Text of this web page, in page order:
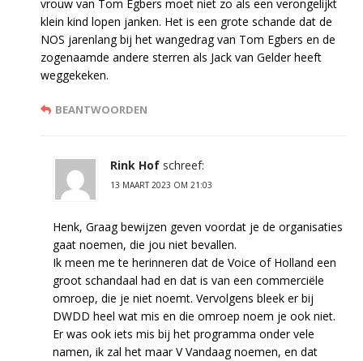
vrouw van Tom Egbers moet niet zo als een verongelijkt
klein kind lopen janken. Het is een grote schande dat de
NOS jarenlang bij het wangedrag van Tom Egbers en de
zogenaamde andere sterren als Jack van Gelder heeft
weggekeken.
BEANTWOORDEN
Rink Hof schreef:
13 MAART 2023 OM 21:03
Henk, Graag bewijzen geven voordat je de organisaties
gaat noemen, die jou niet bevallen.
Ik meen me te herinneren dat de Voice of Holland een
groot schandaal had en dat is van een commerciële
omroep, die je niet noemt. Vervolgens bleek er bij
DWDD heel wat mis en die omroep noem je ook niet.
Er was ook iets mis bij het programma onder vele
namen, ik zal het maar V Vandaag noemen, en dat